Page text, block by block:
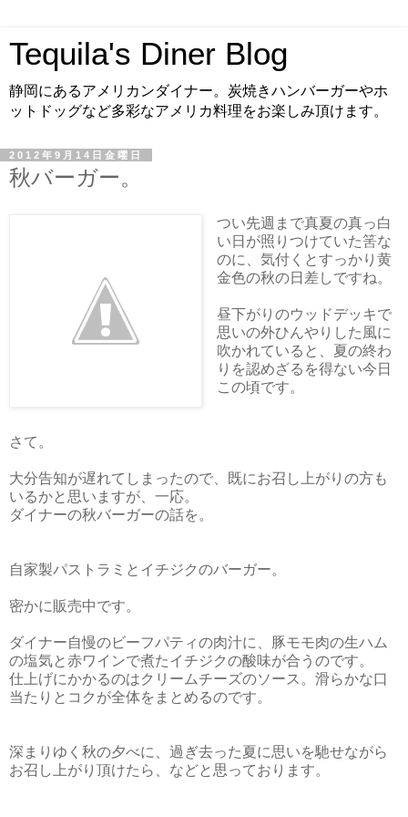
Tequila's Diner Blog
静岡にあるアメリカンダイナー。炭焼きハンバーガーやホ
ットドッグなど多彩なアメリカ料理をお楽しみ頂けます。
2012年9月14日金曜日
秋バーガー。
つい先週まで真夏の真っ白
い日が照りつけていた筈な
のに、気付くとすっかり黄
金色の秋の日差しですね。
昼下がりのウッドデッキで
思いの外ひんやりした風に
吹かれていると、夏の終わ
りを認めざるを得ない今日
この頃です。
さて。
大分告知が遅れてしまったので、既にお召し上がりの方も
いるかと思いますが、一応。
ダイナーの秋バーガーの話を。
自家製パストラミとイチジクのバーガー。
密かに販売中です。
ダイナー自慢のビーフパティの肉汁に、豚モモ肉の生ハム
の塩気と赤ワインで煮たイチジクの酸味が合うのです。
仕上げにかかるのはクリームチーズのソース。滑らかな口
当たりとコクが全体をまとめるのです。
深まりゆく秋の夕べに、過ぎ去った夏に思いを馳せながら
お召し上がり頂けたら、などと思っております。